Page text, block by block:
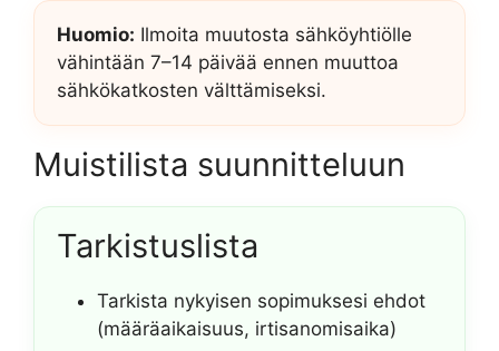
Huomio: Ilmoita muutosta sähköyhtiölle
vähintään 7–14 päivää ennen muuttoa
sähkökatkosten välttämiseksi.
Muistilista suunnitteluun
Tarkistuslista
Tarkista nykyisen sopimuksesi ehdot
(määräaikaisuus, irtisanomisaika)